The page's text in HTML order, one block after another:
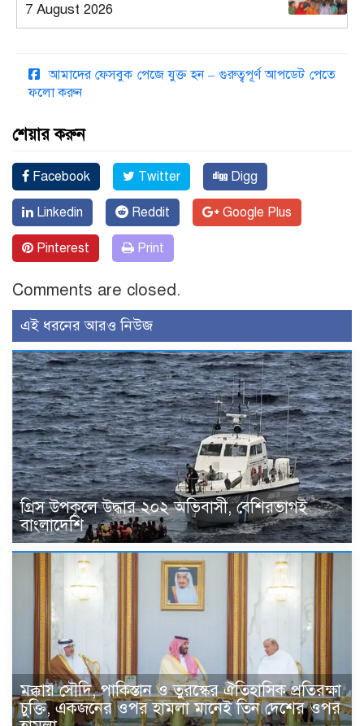
7 August 2026
আমাদের ফেসবুক পেজে যুক্ত হন – গুরুত্বপূর্ণ আপডেট পেতে
ফলো করুন
শেয়ার করুন
Facebook Twitter Digg
Linkedin Reddit Google Plus
Pinterest Print
Comments are closed.
এই ধরনের আরও নিউজ
গ্রিস উপকূলে উদ্ধার ২০২ অভিবাসী, বেশিরভাগই
বাংলাদেশি
মক্কায় সৌদি, পাকিস্তান ও তুরস্কের ঐতিহাসিক প্রতিরক্ষা
চুক্তি, একজনের ওপর হামলা মানেই তিন দেশের ওপর